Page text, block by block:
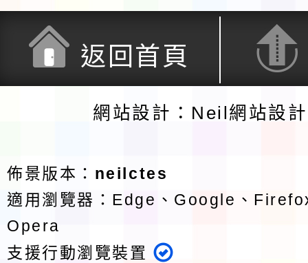
返回首頁
網站設計：Neil網站設
佈景版本： neilctes
適用瀏覽器：Edge、Google、
Opera
支援行動瀏覽裝置